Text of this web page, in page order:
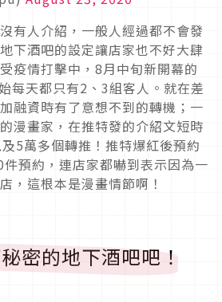
有人介紹，一般人經過都不會發
下酒吧的設定讓店家也不好大肆
疫情打擊中，8月中旬新開幕的
每天都只有2、3組客人。就在差
融資時有了意想不到的轉機；一
漫畫家，在推特發的介紹文短時
5萬多個轉推！推特爆紅後預約
預約，連店家都嚇到表示因為一
，這根本是漫畫情節啊！
密的地下酒吧吧！